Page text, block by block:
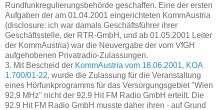
Rundfunkregulierungsbehörde geschaffen. Eine der ersten
Aufgaben der am 01.04.2001 eingerichteten KommAustria
(disclosure: ich war damals Geschäftsführer ihrer
Geschäftsstelle, der RTR-GmbH, und ab 01.05.2001 Leiter
der KommAustria) war die Neuvergabe der vom VfGH
aufgehobenen Privatradio-Zulassungen.
3. Mit Bescheid der KommAustria vom 18.06.2001, KOA
1.700/01-22, wurde die Zulassung für die Veranstaltung
eines Hörfunkprogramms für das Versorgungsgebiet "Wien
92,9 MHz" nicht der 92.9 Hit FM Radio GmbH erteilt. Die
92.9 Hit FM Radio GmbH musste daher ihren - auf Grund